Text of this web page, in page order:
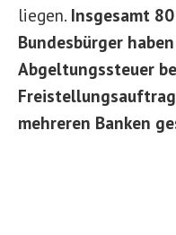
liegen. Insgesamt
Bundesbürger
Abgeltungssteuer
mehreren Banken